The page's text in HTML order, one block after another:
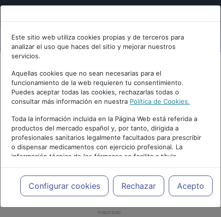
Este sitio web utiliza cookies propias y de terceros para
analizar el uso que haces del sitio y mejorar nuestros
servicios.
Aquellas cookies que no sean necesarias para el
funcionamiento de la web requieren tu consentimiento.
Puedes aceptar todas las cookies, rechazarlas todas o
consultar más información en nuestra Política de Cookies.
Toda la información incluida en la Página Web está referida a
productos del mercado español y, por tanto, dirigida a
profesionales sanitarios legalmente facultados para prescribir
o dispensar medicamentos con ejercicio profesional. La
información técnica de los fármacos se facilita a título
meramente informativo, siendo responsabilidad de los
profesionales facultados prescribir medicamentos y decidir, en
cada caso concreto, el tratamiento más adecuado a las
necesidades del paciente.
Configurar cookies Rechazar Acepto
PUBLICIDAD